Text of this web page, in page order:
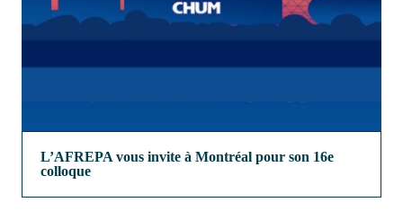
L’AFREPA vous invite à Montréal pour son 16e
colloque